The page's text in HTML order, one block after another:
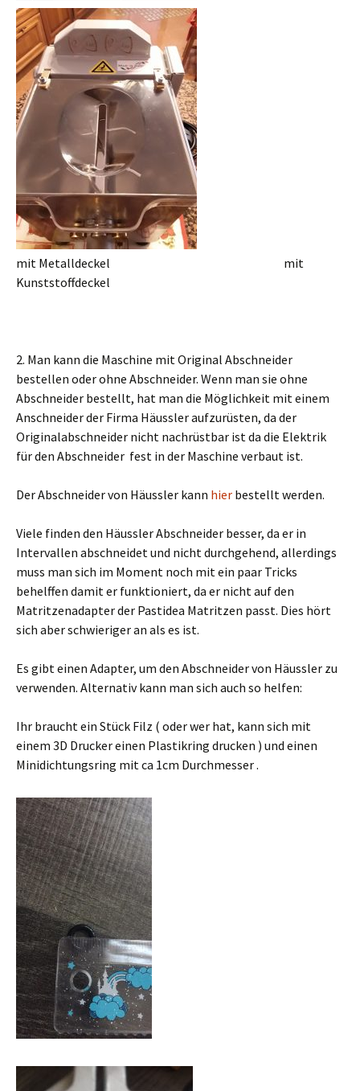
mit Metalldeckel mit
Kunststoffdeckel
2. Man kann die Maschine mit Original Abschneider
bestellen oder ohne Abschneider. Wenn man sie ohne
Abschneider bestellt, hat man die Möglichkeit mit einem
Anschneider der Firma Häussler aufzurüsten, da der
Originalabschneider nicht nachrüstbar ist da die Elektrik
für den Abschneider fest in der Maschine verbaut ist.
Der Abschneider von Häussler kann hier bestellt werden.
Viele finden den Häussler Abschneider besser, da er in
Intervallen abschneidet und nicht durchgehend, allerdings
muss man sich im Moment noch mit ein paar Tricks
behelffen damit er funktioniert, da er nicht auf den
Matritzenadapter der Pastidea Matritzen passt. Dies hört
sich aber schwieriger an als es ist.
Es gibt einen Adapter, um den Abschneider von Häussler zu
verwenden. Alternativ kann man sich auch so helfen:
Ihr braucht ein Stück Filz ( oder wer hat, kann sich mit
einem 3D Drucker einen Plastikring drucken ) und einen
Minidichtungsring mit ca 1cm Durchmesser .